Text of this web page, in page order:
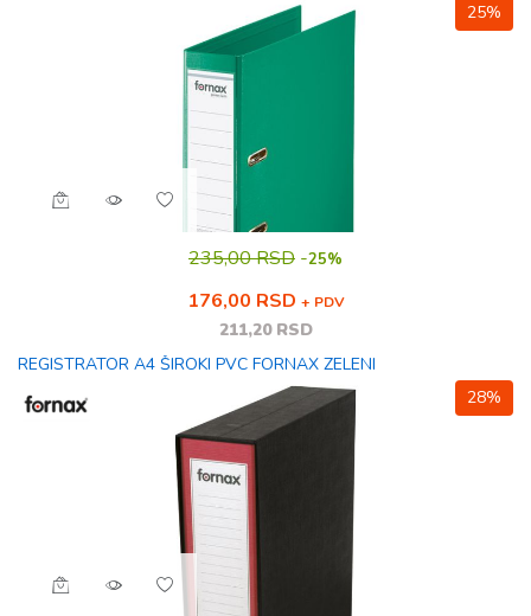
25%
235,00 RSD -25%
176,00 RSD + PDV
211,20 RSD
REGISTRATOR A4 ŠIROKI PVC FORNAX ZELENI
28%